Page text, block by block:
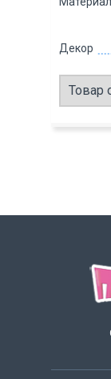
Декор
Товар